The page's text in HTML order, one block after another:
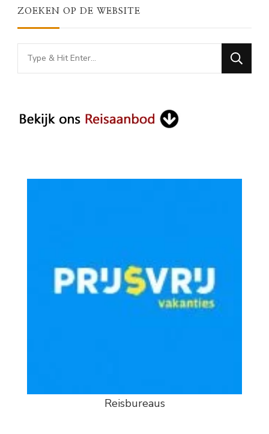
ZOEKEN OP DE WEBSITE
Looking
for
Reisbureaus